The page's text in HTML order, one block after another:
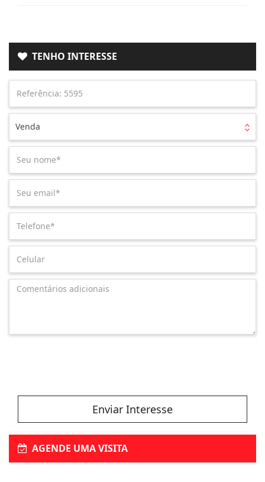
TENHO INTERESSE
Venda
Enviar Interesse
AGENDE UMA VISITA